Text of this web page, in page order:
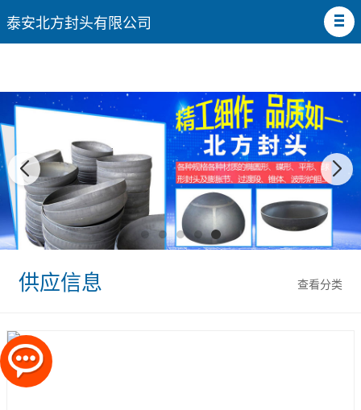
泰安北方封头有限公司
查看分类
供应信息